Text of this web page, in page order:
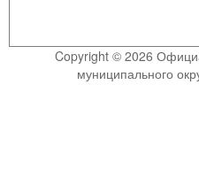
Copyright © 2026
муниципального